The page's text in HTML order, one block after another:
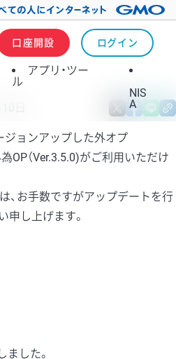
口座開設 ログイン
アプリ・ツー
ル
NIS
A
X
ジョンアップした外オプ
OP（Ver.3.5.0)がご利用いただけ
、お手数ですがアップデートを行
申し上げます。
した。